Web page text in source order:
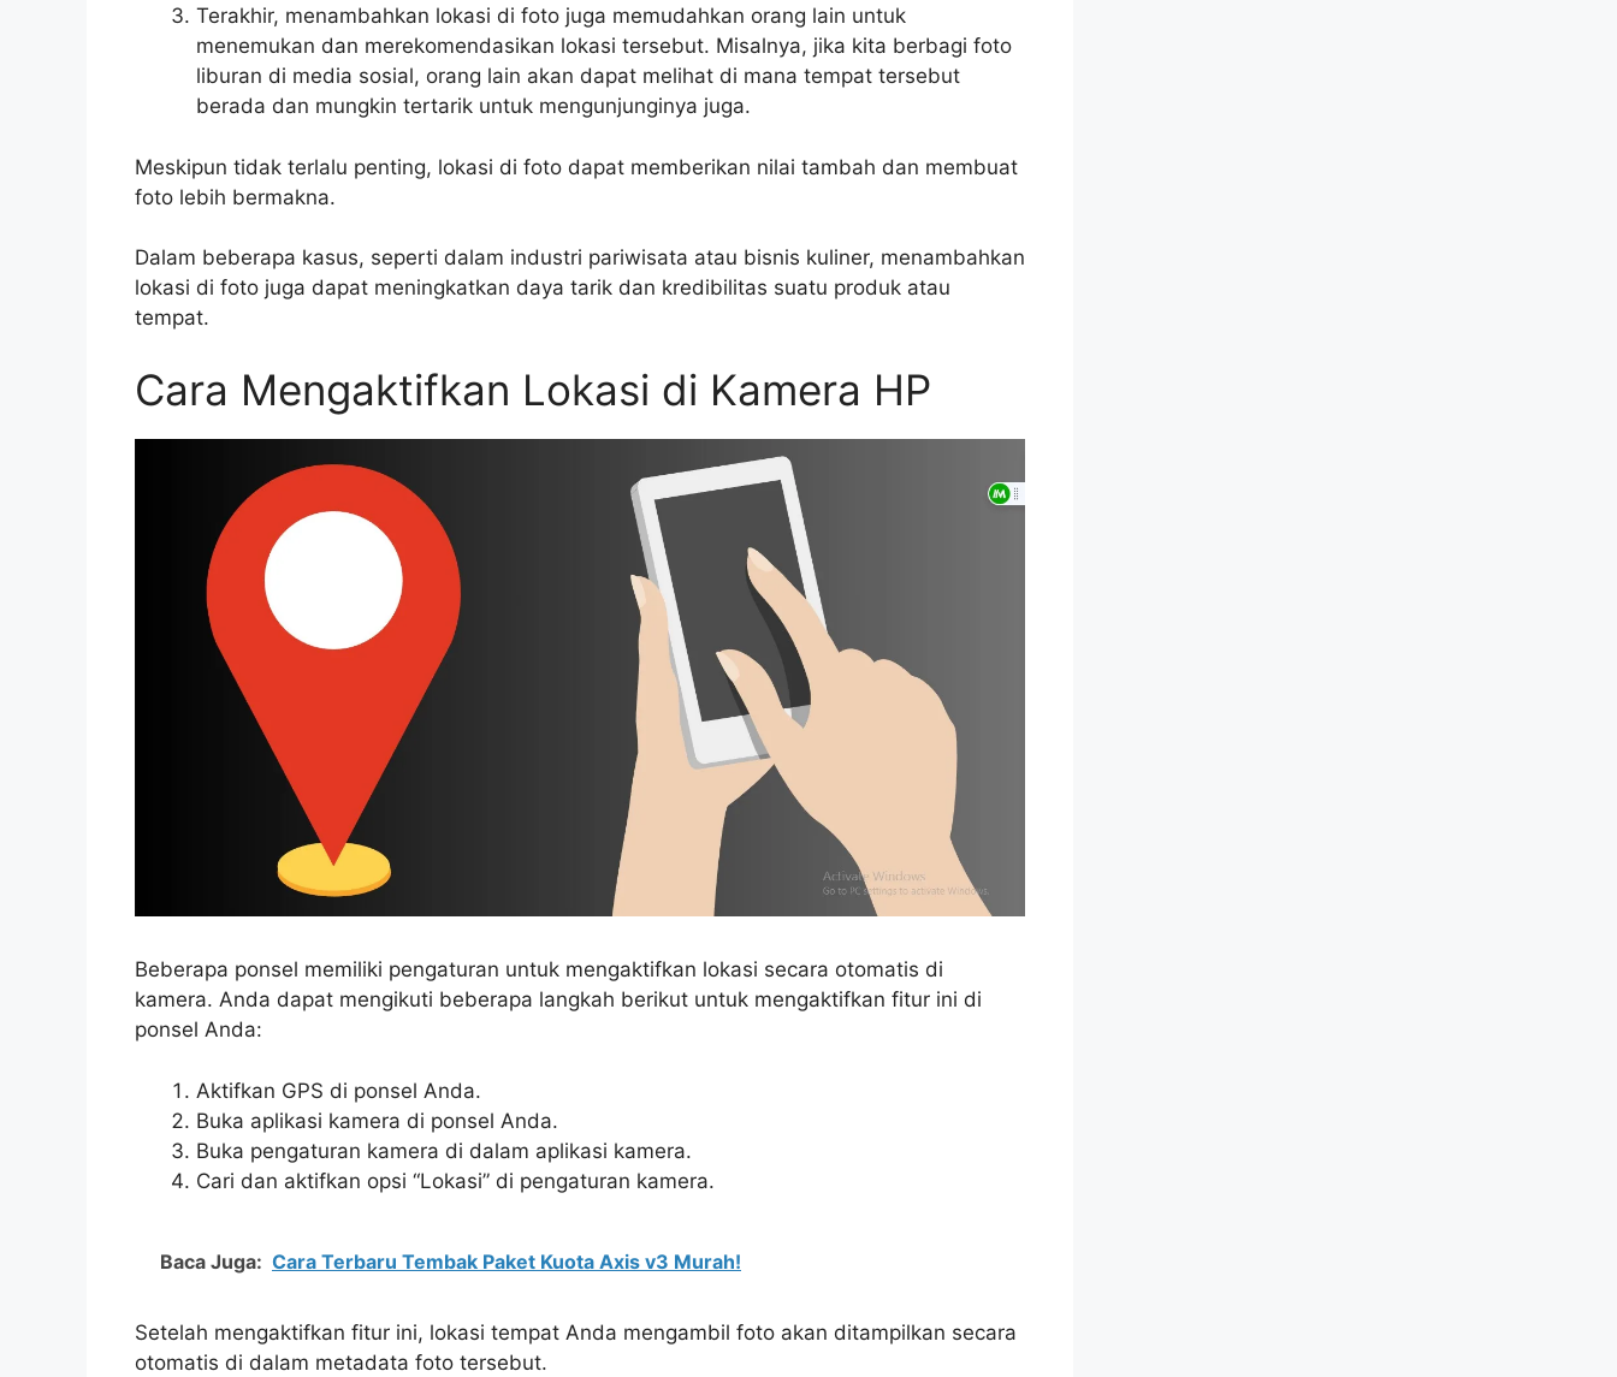
Terakhir, menambahkan lokasi di foto juga memudahkan orang lain untuk
menemukan dan merekomendasikan lokasi tersebut. Misalnya, jika kita berbagi foto
liburan di media sosial, orang lain akan dapat melihat di mana tempat tersebut
berada dan mungkin tertarik untuk mengunjunginya juga.
Meskipun tidak terlalu penting, lokasi di foto dapat memberikan nilai tambah dan membuat
foto lebih bermakna.
Dalam beberapa kasus, seperti dalam industri pariwisata atau bisnis kuliner, menambahkan
lokasi di foto juga dapat meningkatkan daya tarik dan kredibilitas suatu produk atau
tempat.
Cara Mengaktifkan Lokasi di Kamera HP
Beberapa ponsel memiliki pengaturan untuk mengaktifkan lokasi secara otomatis di
kamera. Anda dapat mengikuti beberapa langkah berikut untuk mengaktifkan fitur ini di
ponsel Anda:
Aktifkan GPS di ponsel Anda.
Buka aplikasi kamera di ponsel Anda.
Buka pengaturan kamera di dalam aplikasi kamera.
Cari dan aktifkan opsi “Lokasi” di pengaturan kamera.
Baca Juga: Cara Terbaru Tembak Paket Kuota Axis v3 Murah!
Setelah mengaktifkan fitur ini, lokasi tempat Anda mengambil foto akan ditampilkan secara
otomatis di dalam metadata foto tersebut.